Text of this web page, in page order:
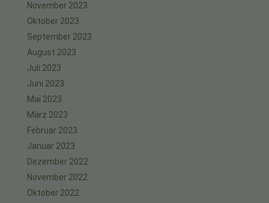
November 2023
Oktober 2023
September 2023
August 2023
Juli 2023
Juni 2023
Mai 2023
März 2023
Februar 2023
Januar 2023
Dezember 2022
November 2022
Oktober 2022